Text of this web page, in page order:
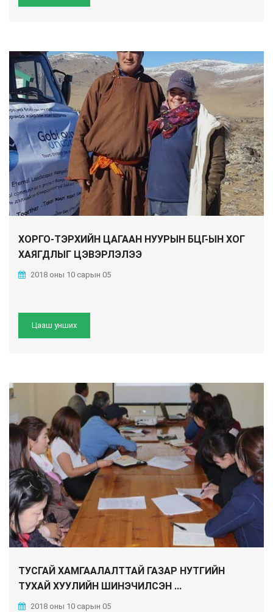
ХОРГО-ТЭРХИЙН ЦАГААН НУУРЫН БЦГ-ЫН ХОГ
ХАЯГДЛЫГ ЦЭВЭРЛЭЛЭЭ
2018 оны 10 сарын 05
Цааш унших
ТУСГАЙ ХАМГААЛАЛТТАЙ ГАЗАР НУТГИЙН
ТУХАЙ ХУУЛИЙН ШИНЭЧИЛСЭН ...
2018 оны 10 сарын 05